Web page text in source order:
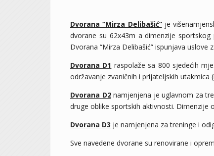
Dvorana “Mirza Delibašić” je
dvorane su 62x43m a dimenzije
Dvorana “Mirza Delibašić” ispunjava
Dvorana D1 raspolaže sa 800 sjedećih
održavanje zvaničnih i prijateljskih
Dvorana D2 namjenjena je uglavnom za
druge oblike sportskih aktivnosti. Dimenzije
Dvorana D3 je namjenjena za treninge i
Sve navedene dvorane su renovirane i